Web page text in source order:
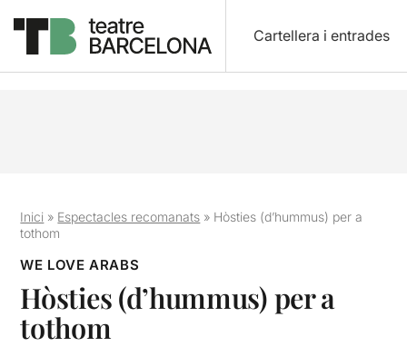
Cartellera i entrades
Inici » Espectacles recomanats » Hòsties (d’hummus) per a
tothom
WE LOVE ARABS
Hòsties (d’hummus) per a
tothom